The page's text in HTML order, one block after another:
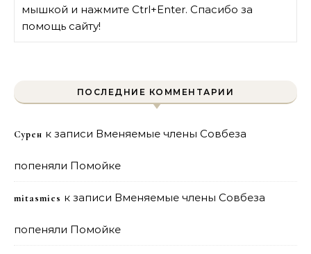
мышкой и нажмите Ctrl+Enter. Спасибо за
помощь сайту!
ПОСЛЕДНИЕ КОММЕНТАРИИ
Сурен к записи Вменяемые члены Совбеза
попеняли Помойке
mitasmies к записи Вменяемые члены Совбеза
попеняли Помойке